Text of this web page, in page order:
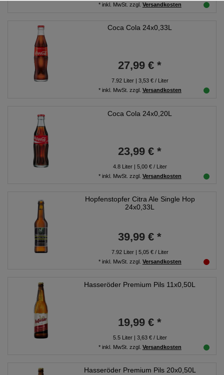
* inkl. MwSt. zzgl. Versandkosten
Coca Cola 24x0,33L
27,99 € *
7.92Liter| 3,53 € / Liter
* inkl. MwSt. zzgl. Versandkosten
Coca Cola 24x0,20L
23,99 € *
4.8Liter| 5,00 € / Liter
* inkl. MwSt. zzgl. Versandkosten
Hopfenstopfer Citra Ale Single Hop
24x0,33L
39,99 € *
7.92Liter| 5,05 € / Liter
* inkl. MwSt. zzgl. Versandkosten
Hasseröder Premium Pils 11x0,50L
19,99 € *
5.5Liter| 3,63 € / Liter
* inkl. MwSt. zzgl. Versandkosten
Hasseröder Premium Pils 20x0,50L